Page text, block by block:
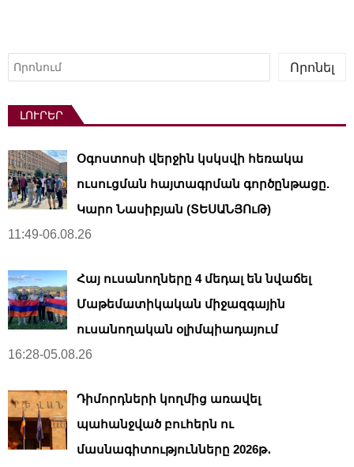
Որոնել
Որոնել
ԼՈՒՐԵՐ
Օգոստոսի վերջին կսկսվի հեռակա
ուսուցման հայտագրման գործընթացը.
Կարո Նասիբյան (ՏԵՍԱՆՅՈւԹ)
11:49-06.08.26
Հայ ուսանողները 4 մեդալ են նվաճել
Մաթեմատիկական միջազգային
ուսանողական օլիմպիադայում
16:28-05.08.26
Դիմորդների կողմից առավել
պահանջված բուհերն ու
մասնագիտությունները 2026թ․